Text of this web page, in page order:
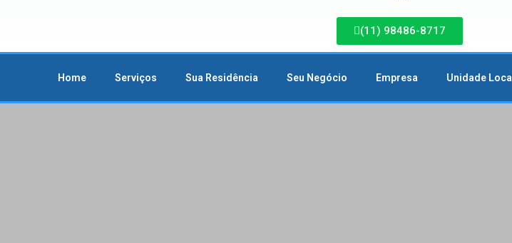
(11) 98486-8717
Home Serviços Sua Residência Seu Negócio Empresa Unidade Local